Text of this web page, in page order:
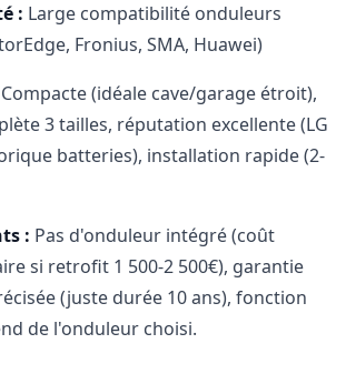
: Large compatibilité onduleurs
Fronius, SMA, Huawei)
Compacte (idéale cave/garage étroit),
3 tailles, réputation excellente (LG
batteries), installation rapide (2-
: Pas d'onduleur intégré (coût
si retrofit 1 500-2 500€), garantie
(juste durée 10 ans), fonction
de l'onduleur choisi.